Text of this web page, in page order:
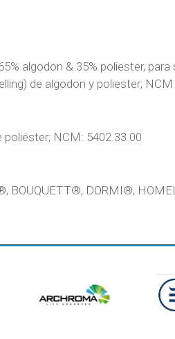
algodon & 35% poliester,
de algodon y poliester; NCM
NCM: 5402.33.00
BOUQUETT®, DORMI®,